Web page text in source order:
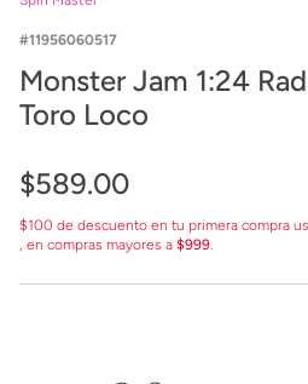
11956060517
Monster Jam 1:24
Toro Loco
$589.00
$100 de descuento en tu primera compra
, en compras mayores a $999.